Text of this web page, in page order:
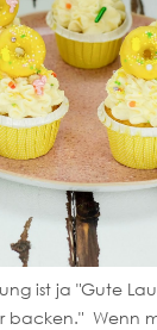
ist ja "Gute
backen." Wenn